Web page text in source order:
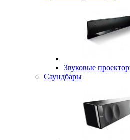
Звуковые
Саундбары